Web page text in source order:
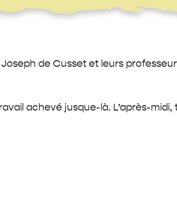
de Cusset et leurs
achevé jusque-là. L’après-